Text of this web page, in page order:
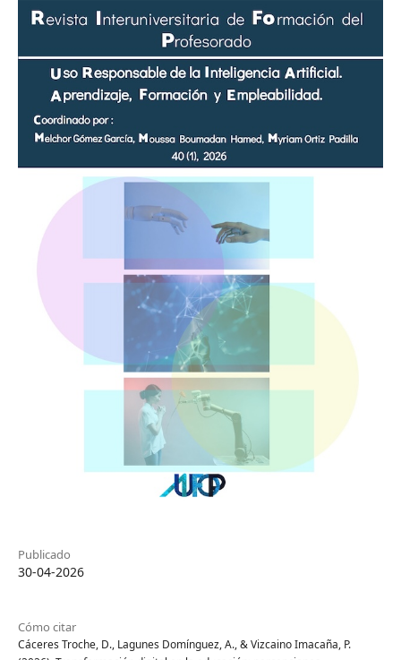
Publicado
30-04-2026
Cómo citar
Cáceres Troche, D., Lagunes Domínguez, A., & Vizcaino Imacaña, P.